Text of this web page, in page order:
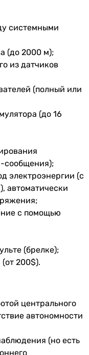
системными
(до 2000 м);
из датчиков
(полный или
(до 16
сообщения);
электроэнергии (с
автоматически
с помощью
(брелке);
200$).
центрального
автономности
(но есть